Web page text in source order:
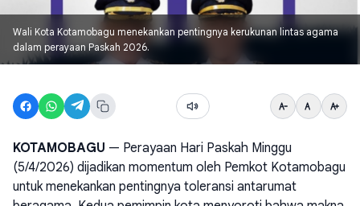
Wali Kota Kotamobagu menekankan pentingnya kerukunan lintas agama
dalam perayaan Paskah 2026.
KOTAMOBAGU — Perayaan Hari Paskah Minggu
(5/4/2026) dijadikan momentum oleh Pemkot Kotamobagu
untuk menekankan pentingnya toleransi antarumat